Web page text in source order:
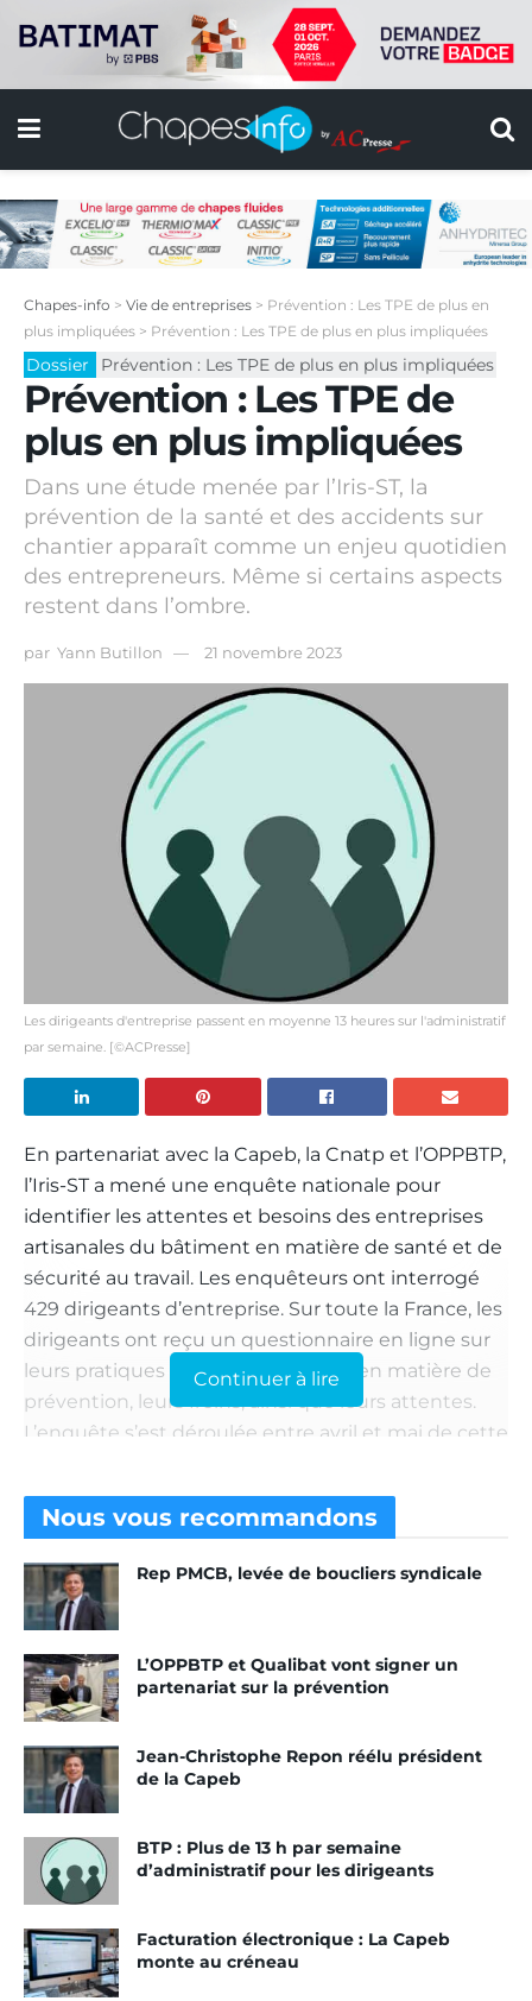
Chapes-info > Vie de entreprises > Prévention : Les TPE de plus en
plus impliquées > Prévention : Les TPE de plus en plus impliquées
Dossier Prévention : Les TPE de plus en plus impliquées
Prévention : Les TPE de
plus en plus impliquées
Dans une étude menée par l’Iris-ST, la
prévention de la santé et des accidents sur
chantier apparaît comme un enjeu quotidien
des entrepreneurs. Même si certains aspects
restent dans l’ombre.
par Yann Butillon 21 novembre 2023
Les dirigeants d'entreprise passent en moyenne 13 heures sur l'administratif
par semaine. [©ACPresse]
En partenariat avec la Capeb, la Cnatp et l’OPPBTP,
l’Iris-ST a mené une enquête nationale pour
identifier les attentes et besoins des entreprises
artisanales du bâtiment en matière de santé et de
sécurité au travail. Les enquêteurs ont interrogé
429 dirigeants d’entreprise. Sur toute la France, les
dirigeants ont reçu un questionnaire en ligne sur
leurs pratiques et comportements en matière de
prévention, leurs freins, ainsi que leurs attentes.
L’enquête s’est déroulée entre avril et mai de cette
complets ont été comptabilisés. Les entreprises
ciblées étaient des entreprises du BTP employant
Tous les corps de métiers y sont représentés,
même si avec sept répondants, les carreleurs et
Des entreprises concernées
Trois faits marquants ont été révélés par cette
enquête. En premier, les entreprises artisanales se
ce qui est une bonne nouvelle. Ensuite, les
entreprises artisanales ont une bonne
elles ont besoin d’aide, ponctuellement, sur des
sujets techniques. Sur ces besoins, l’enquête
Continuer à lire
Nous vous recommandons
Rep PMCB, levée de boucliers syndicale
L’OPPBTP et Qualibat vont signer un
partenariat sur la prévention
Jean-Christophe Repon réélu président
de la Capeb
BTP : Plus de 13 h par semaine
d’administratif pour les dirigeants
Facturation électronique : La Capeb
monte au créneau